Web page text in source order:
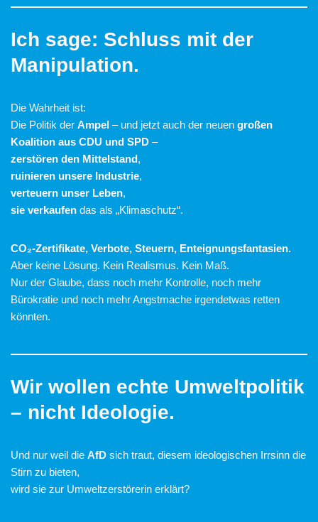
Ich sage: Schluss mit der
Manipulation.
Die Wahrheit ist:
Die Politik der Ampel – und jetzt auch der neuen großen
Koalition aus CDU und SPD –
zerstören den Mittelstand,
ruinieren unsere Industrie,
verteuern unser Leben,
sie verkaufen das als „Klimaschutz“.
CO₂-Zertifikate, Verbote, Steuern, Enteignungsfantasien.
Aber keine Lösung. Kein Realismus. Kein Maß.
Nur der Glaube, dass noch mehr Kontrolle, noch mehr
Bürokratie und noch mehr Angstmache irgendetwas retten
könnten.
Wir wollen echte Umweltpolitik
– nicht Ideologie.
Und nur weil die AfD sich traut, diesem ideologischen Irrsinn die
Stirn zu bieten,
wird sie zur Umweltzerstörerin erklärt?